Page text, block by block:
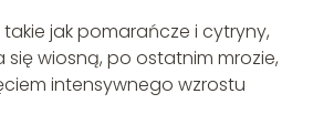
jak pomarańcze i cytryny,
się wiosną, po ostatnim mrozie,
intensywnego wzrostu